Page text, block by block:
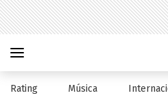
Rating Música